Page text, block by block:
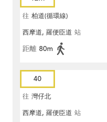
往 柏道(循環線)
西摩道, 羅便臣道 站
距離 80m
40
往 灣仔北
西摩道, 羅便臣道 站